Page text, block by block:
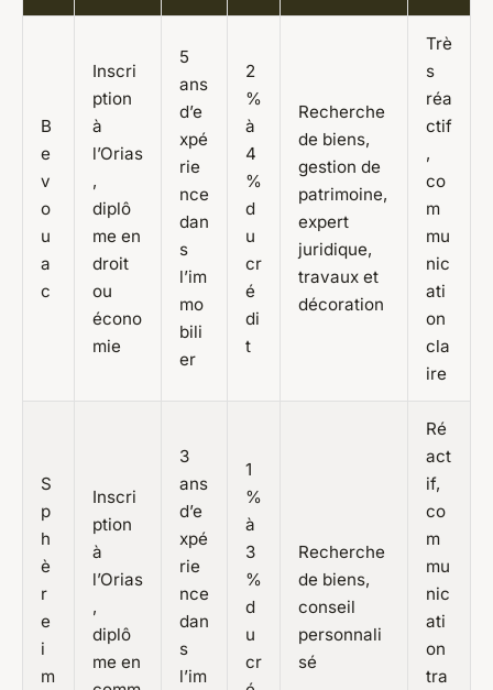
B
e
v
o
u
a
c
Inscri
ption
à
l’Orias
,
diplô
me en
droit
ou
écono
mie
5
ans
d’e
xpé
rie
nce
dan
s
l’im
mo
bili
er
2
%
à
4
%
d
u
cr
é
di
t
Recherche
de biens,
gestion de
patrimoine,
expert
juridique,
travaux et
décoration
Trè
s
réa
ctif
,
co
m
mu
nic
ati
on
cla
ire
S
p
h
è
r
e
i
m
Inscri
ption
à
l’Orias
,
diplô
me en
3
ans
d’e
xpé
rie
nce
dan
s
l’im
1
%
à
3
%
d
u
cr
Recherche
de biens,
conseil
personnali
sé
Ré
act
if,
co
m
mu
nic
ati
on
tra